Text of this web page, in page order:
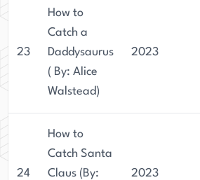
23
How to
Catch a
Daddysaurus
( By: Alice
Walstead)
2023
24
How to
Catch Santa
Claus (By:
2023